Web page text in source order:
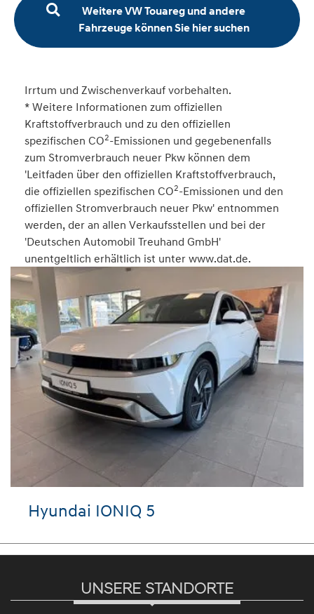
Weitere VW Touareg und andere
Fahrzeuge können Sie hier suchen
Irrtum und Zwischenverkauf vorbehalten.
* Weitere Informationen zum offiziellen
Kraftstoffverbrauch und zu den offiziellen
spezifischen CO2-Emissionen und gegebenenfalls
zum Stromverbrauch neuer Pkw können dem
'Leitfaden über den offiziellen Kraftstoffverbrauch,
die offiziellen spezifischen CO2-Emissionen und den
offiziellen Stromverbrauch neuer Pkw' entnommen
werden, der an allen Verkaufsstellen und bei der
'Deutschen Automobil Treuhand GmbH'
unentgeltlich erhältlich ist unter www.dat.de.
IONIQ 5
UNSERE STANDORTE